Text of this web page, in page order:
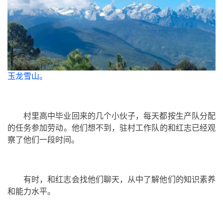
玉龙雪山。
村里高中毕业回来的几个小伙子，每天都按生产队分配
的任务参加劳动。他们想不到，驻村工作队的和红志已经观
察了他们一段时间。
有时，和红志会找他们聊天，从中了解他们的知识素养
和能力水平。